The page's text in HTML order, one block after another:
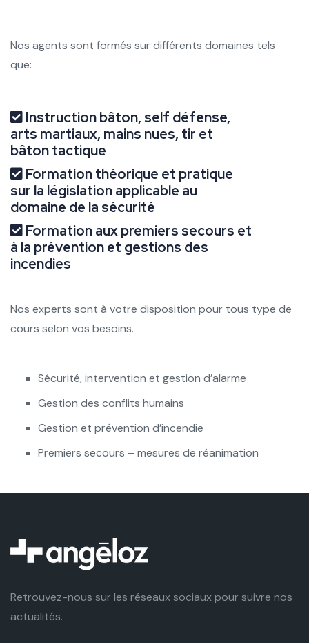
Nos agents sont formés sur différents domaines tels
que:
Instruction bâton, self défense,
arts martiaux, mains nues, tir et
bâton tactique
Formation théorique et pratique
sur la législation applicable au
domaine de la sécurité
Formation aux premiers secours et
à la prévention et gestions des
incendies
Nos experts sont à votre disposition pour tous type de
cours selon vos besoins.
Sécurité, intervention et gestion d’alarme
Gestion des conflits humains
Gestion et prévention d’incendie
Premiers secours – mesures de réanimation
Retrouvez-nous sur les réseaux sociaux pour suivre nos
actualités.